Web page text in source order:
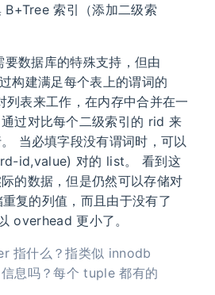
B+Tree 索引（添加二级索
数据库的特殊支持，但由
构建满足每个表上的谓词的
表来工作，在内存中合并在一
过对比每个二级索引的 rid 来
当必填字段没有谓词时，可以
id,value) 对的 list。 看到这
的数据，但是仍然可以存储对
复的列值，而且由于没有了
overhead 更小了。
指什么？指类似 innodb
息吗？每个 tuple 都有的